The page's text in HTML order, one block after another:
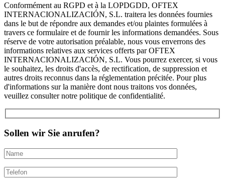
Conformément au RGPD et à la LOPDGDD, OFTEX
INTERNACIONALIZACIÓN, S.L. traitera les données fournies
dans le but de répondre aux demandes et/ou plaintes formulées à
travers ce formulaire et de fournir les informations demandées. Sous
réserve de votre autorisation préalable, nous vous enverrons des
informations relatives aux services offerts par OFTEX
INTERNACIONALIZACIÓN, S.L. Vous pourrez exercer, si vous
le souhaitez, les droits d'accès, de rectification, de suppression et
autres droits reconnus dans la réglementation précitée. Pour plus
d'informations sur la manière dont nous traitons vos données,
veuillez consulter notre politique de confidentialité.
Sollen wir Sie anrufen?